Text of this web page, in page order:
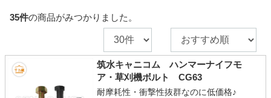
35件の商品がみつかりました。
筑水キャニコム ハンマーナイフモ
ア・草刈機ボルト CG63
耐摩耗性・衝撃性抜群なのに低価格♪